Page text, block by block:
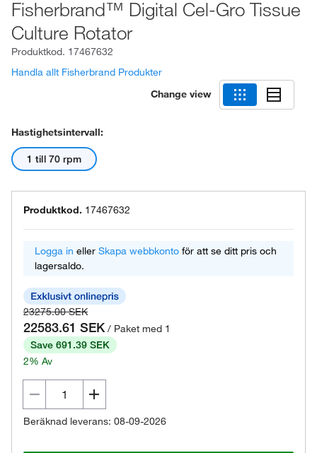
Fisherbrand™ Digital Cel-Gro Tissue
Culture Rotator
Produktkod. 17467632
Handla allt Fisherbrand Produkter
Change view
Hastighetsintervall:
1 till 70 rpm
Produktkod. 17467632
Logga in eller Skapa webbkonto för att se ditt pris och
lagersaldo.
23275.00 SEK
22583.61 SEK / Paket med 1
Save 691.39 SEK
2% Av
Beräknad leverans: 08-09-2026